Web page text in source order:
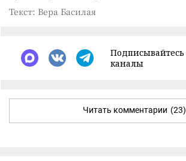
Текст: Вера Басилая
каналы
Читать комментарии (23)